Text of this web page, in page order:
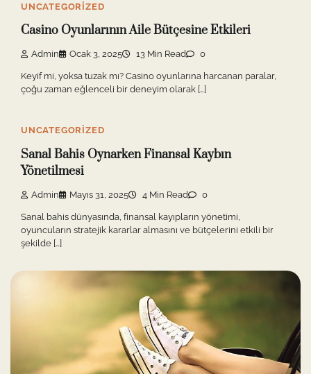
UNCATEGORIZED
Casino Oyunlarının Aile Bütçesine Etkileri
Admin Ocak 3, 2025 13 Min Read 0
Keyif mi, yoksa tuzak mı? Casino oyunlarına harcanan paralar,
çoğu zaman eğlenceli bir deneyim olarak […]
UNCATEGORIZED
Sanal Bahis Oynarken Finansal Kaybın
Yönetilmesi
Admin Mayıs 31, 2025 4 Min Read 0
Sanal bahis dünyasında, finansal kayıpların yönetimi,
oyuncuların stratejik kararlar almasını ve bütçelerini etkili bir
şekilde […]